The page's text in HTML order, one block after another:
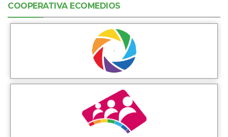
COOPERATIVA ECOMEDIOS